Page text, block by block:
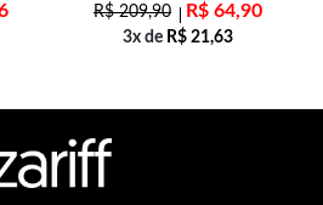
R$209,90 R$ 64,90
3x de R$ 21,63